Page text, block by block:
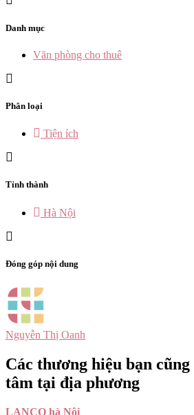
Danh mục
Văn phòng cho thuê
Phân loại
Tiện ích
Tỉnh thành
Hà Nội
Đóng góp nội dung
Nguyễn Thị Oanh
Các thương hiệu bạn cũng
tâm tại địa phương
LANCO hà Nội